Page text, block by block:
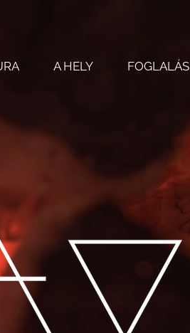
A HELY FOGLALÁS